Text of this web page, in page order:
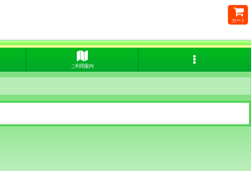
カート
ご利用案内